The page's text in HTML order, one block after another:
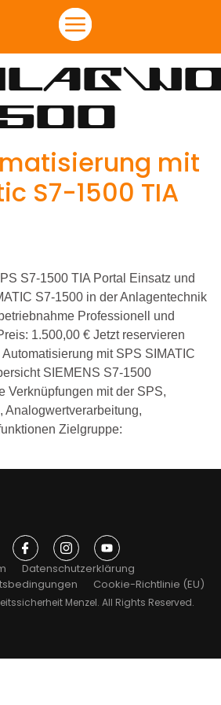
mit
S7-1500 TIA
S7-1500 TIA Portal Einsatz und
S7-1500 in der Anlagentechnik
Professionell und
1.500,00 € Jetzt reservieren
mit SPS SIMATIC
SIEMENS S7-1500
Verknüpfungen mit der SPS,
Analogwertverarbeitung,
Zielgruppe:
Menzel. All Rights Reserved.
Datenschutzerklärung
Cookie-Richtlinie (EU)